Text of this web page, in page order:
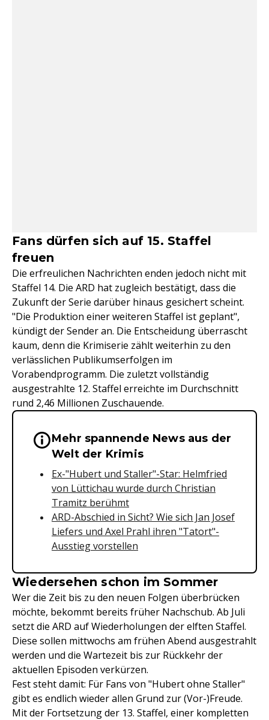
Fans dürfen sich auf 15. Staffel
freuen
Die erfreulichen Nachrichten enden jedoch nicht mit
Staffel 14. Die ARD hat zugleich bestätigt, dass die
Zukunft der Serie darüber hinaus gesichert scheint.
"Die Produktion einer weiteren Staffel ist geplant",
kündigt der Sender an. Die Entscheidung überrascht
kaum, denn die Krimiserie zählt weiterhin zu den
verlässlichen Publikumserfolgen im
Vorabendprogramm. Die zuletzt vollständig
ausgestrahlte 12. Staffel erreichte im Durchschnitt
rund 2,46 Millionen Zuschauende.
Wichtige Hinweise &
Mehr spannende News aus der
Welt der Krimis
Ex-"Hubert und Staller"-Star: Helmfried
von Lüttichau wurde durch Christian
Tramitz berühmt
ARD-Abschied in Sicht? Wie sich Jan Josef
Liefers und Axel Prahl ihren "Tatort"-
Ausstieg vorstellen
Wiedersehen schon im Sommer
Wer die Zeit bis zu den neuen Folgen überbrücken
möchte, bekommt bereits früher Nachschub. Ab Juli
setzt die ARD auf Wiederholungen der elften Staffel.
Diese sollen mittwochs am frühen Abend ausgestrahlt
werden und die Wartezeit bis zur Rückkehr der
aktuellen Episoden verkürzen.
Fest steht damit: Für Fans von "Hubert ohne Staller"
gibt es endlich wieder allen Grund zur (Vor-)Freude.
Mit der Fortsetzung der 13. Staffel, einer kompletten